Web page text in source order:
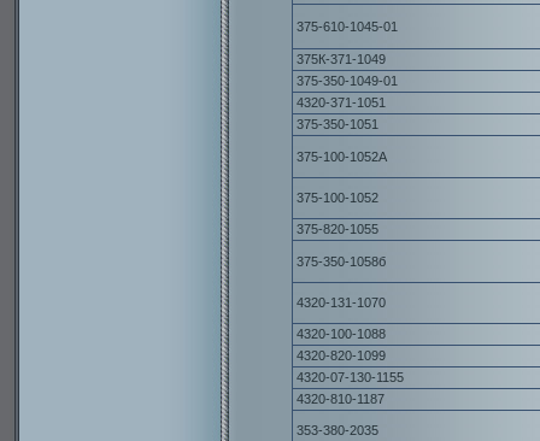
375-610-1045-01
375К-371-1049
375-350-1049-01
4320-371-1051
375-350-1051
375-100-1052А
375-100-1052
375-820-1055
375-350-1058б
4320-131-1070
4320-100-1088
4320-820-1099
4320-07-130-1155
4320-810-1187
353-380-2035